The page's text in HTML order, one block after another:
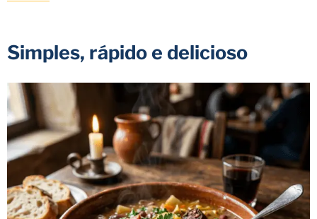
Simples, rápido e delicioso